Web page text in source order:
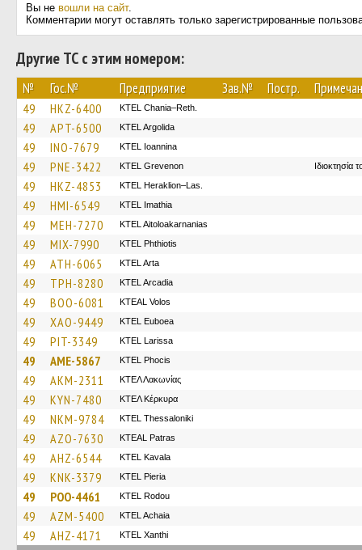
Вы не вошли на сайт.
Комментарии могут оставлять только зарегистрированные
Другие ТС с этим номером:
№ Гос.№ Предприятие Зав.№ Постр.
49 HKZ-6400 KTEL Chania–Reth.
49 APT-6500 KTEL Argolida
49 INO-7679 KTEL Ioannina
49 PNE-3422 ΚΤΕL Grevenon Ιδιοκτησία
49 HKZ-4853 KTEL Heraklion–Las.
49 HMI-6549 KTEL Imathia
49 MEH-7270 KTEL Aitoloakarnanias
49 MIX-7990 ΚΤΕL Phthiotis
49 ATH-6065 KTEL Arta
49 TPH-8280 KTEL Arcadia
49 BOO-6081 KTEAL Volos
49 XAO-9449 ΚΤΕL Euboea
49 PIT-3349 KTEL Larissa
49 AME-5867 ΚΤΕL Phocis
49 AKM-2311 ΚΤΕΛ Λακωνίας
49 KYN-7480 ΚΤΕΛ Κέρκυρα
49 NKM-9784 KTEL Thessaloniki
49 AZO-7630 KTEAL Patras
49 AHZ-6544 KTEL Kavala
49 KNK-3379 KTEL Pieria
49 POO-4461 ΚΤΕL Rodou
49 AZM-5400 KTEL Achaia
49 AHZ-4171 KTEL Xanthi